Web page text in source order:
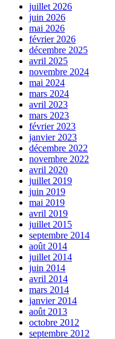
juillet 2026
juin 2026
mai 2026
février 2026
décembre 2025
avril 2025
novembre 2024
mai 2024
mars 2024
avril 2023
mars 2023
février 2023
janvier 2023
décembre 2022
novembre 2022
avril 2020
juillet 2019
juin 2019
mai 2019
avril 2019
juillet 2015
septembre 2014
août 2014
juillet 2014
juin 2014
avril 2014
mars 2014
janvier 2014
août 2013
octobre 2012
septembre 2012